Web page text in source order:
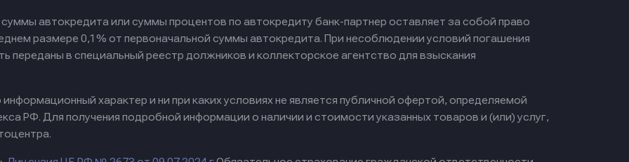
автокредита или суммы процентов по автокредиту банк-партнер оставляет за собой право
размере 0,1% от первоначальной суммы автокредита. При несоблюдении условий погашения
переданы в специальный реестр должников и коллекторское агентство для взыскания
характер и ни при каких условиях не является публичной офертой, определяемой
РФ. Для получения подробной информации о наличии и стоимости указанных товаров и (или) услуг,